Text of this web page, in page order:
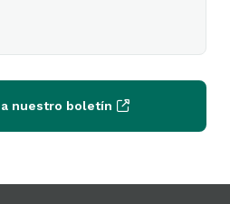
nuestro boletín